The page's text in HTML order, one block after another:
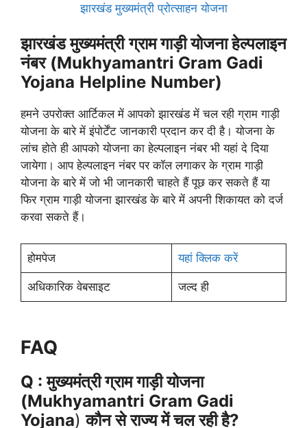
झारखंड मुख्यमंत्री प्रोत्साहन योजना
झारखंड मुख्यमंत्री ग्राम गाड़ी योजना हेल्पलाइन
नंबर (Mukhyamantri Gram Gadi
Yojana Helpline Number)
हमने उपरोक्त आर्टिकल में आपको झारखंड में चल रही ग्राम गाड़ी
योजना के बारे में इंपोर्टेंट जानकारी प्रदान कर दी है। योजना के
लांच होते ही आपको योजना का हेल्पलाइन नंबर भी यहां दे दिया
जायेगा। आप हेल्पलाइन नंबर पर कॉल लगाकर के ग्राम गाड़ी
योजना के बारे में जो भी जानकारी चाहते हैं पूछ कर सकते हैं या
फिर ग्राम गाड़ी योजना झारखंड के बारे में अपनी शिकायत को दर्ज
करवा सकते हैं।
होमपेज यहां क्लिक करें
अधिकारिक वेबसाइट जल्द ही
FAQ
Q : मुख्यमंत्री ग्राम गाड़ी योजना
(Mukhyamantri Gram Gadi
Yojana)कौन से राज्य में चल रही है?